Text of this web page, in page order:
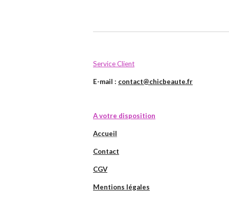
Service Client
E-mail : contact@chicbeaute.fr
A votre disposition
Accueil
Contact
CGV
Mentions légales